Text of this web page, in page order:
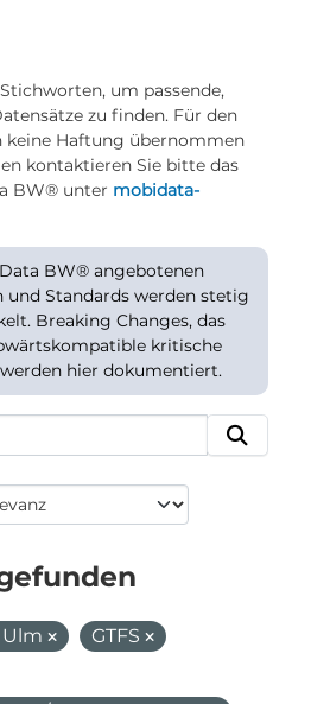
um passende,
zu finden. Für den
keine Haftung übernommen
kontaktieren Sie bitte das
BW® unter mobidata-
BW® angebotenen
und Standards werden stetig
Breaking Changes, das
kritische
hier dokumentiert.
GTFS